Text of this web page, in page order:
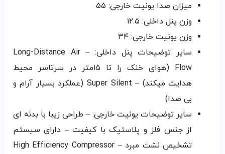
میزان صدا یونیت خارجی: ۵۵
وزن پنل داخلی: ۱۲.۵
وزن یونیت خارجی: ۳۴
سایر توضیحات پنل داخلی: – Long-Distance Air
Flow (هوای خنک را تا ۱۵متر در سرتاسر محیط
هدایت میکند) – Super Silent (عملکرد بسیار آرام و
بی صدا)
سایر توضیحات یونیت خارجی: – طراحی زیبا با بدنه ای
از جنس فلز و پلاستیک با کیفیت – دارای سیستم
تشخیص نشت مبرد – High Efficiency Compressor